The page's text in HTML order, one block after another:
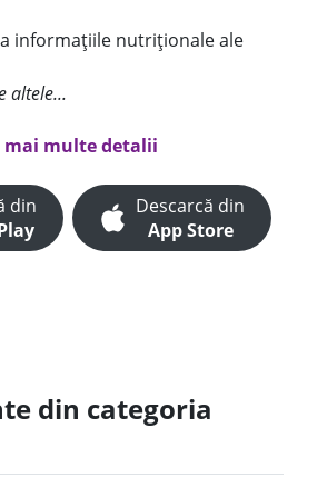
informațiile nutriționale ale
altele...
mai multe detalii
din
Descarcă din
App Store
din categoria